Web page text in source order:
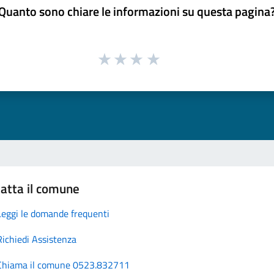
sono chiare le informazioni su questa
il comune
le domande frequenti
Assistenza
il comune 0523.832711